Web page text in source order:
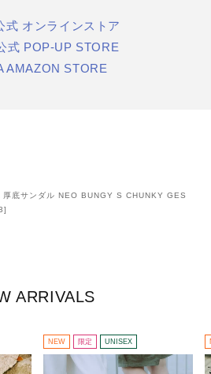
式 オンラインストア
式 POP-UP STORE
AMAZON STORE
底サンダル NEO BUNGY S CHUNKY GES
ARRIVALS
NEW 限定 UNISEX